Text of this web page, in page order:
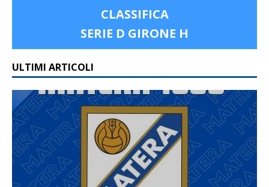
CLASSIFICA
SERIE D GIRONE H
ULTIMI ARTICOLI